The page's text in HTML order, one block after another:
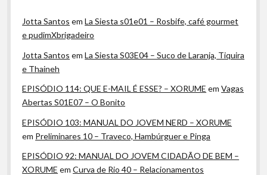
Jotta Santos emLa Siesta s01e01 – Rosbife, café gourmet
e pudimXbrigadeiro
Jotta Santos emLa Siesta S03E04 – Suco de Laranja, Tiquira
e Thaineh
EPISÓDIO 114: QUE E-MAIL É ESSE? – XORUME emVagas
Abertas S01E07 – O Bonito
EPISÓDIO 103: MANUAL DO JOVEM NERD – XORUME
em Preliminares 10 – Traveco, Hambúrguer e Pinga
EPISÓDIO 92: MANUAL DO JOVEM CIDADÃO DE BEM –
XORUME emCurva de Rio 40 – Relacionamentos